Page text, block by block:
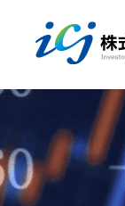
議決権電子
プラット
ごあいさつ